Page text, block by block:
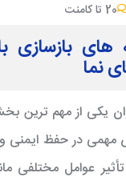
20 تا کامنت
بازسازی
نما
یکی از مهم ترین
مهمی در حفظ ایمنی
عوامل مختلفی